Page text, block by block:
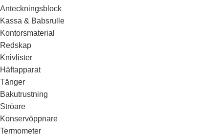
Anteckningsblock
Kassa & Babsrulle
Kontorsmaterial
Redskap
Knivlister
Häftapparat
Tänger
Bakutrustning
Ströare
Konservöppnare
Termometer